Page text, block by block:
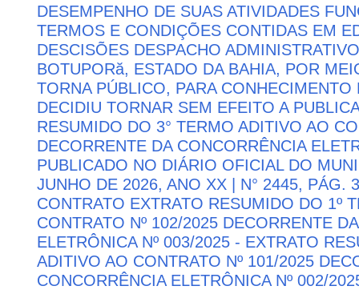
DESEMPENHO DE SUAS ATIVIDADES
TERMOS E CONDIÇÕES CONTIDAS EM
DESCISÕES DESPACHO
BOTUPORă, ESTADO DA BAHIA, POR
TORNA PÚBLICO, PARA
DECIDIU TORNAR SEM EFEITO A
RESUMIDO DO 3° TERMO ADITIVO AO
DECORRENTE DA CONCORRÊNCIA
PUBLICADO NO DIÁRIO OFICIAL DO
JUNHO DE 2026, ANO XX | N° 2445, PÁG.
CONTRATO EXTRATO RESUMIDO DO 1º
CONTRATO Nº 102/2025 DECORRENTE
ELETRÔNICA Nº 003/2025 - EXTRATO
ADITIVO AO CONTRATO Nº 101/2025
CONCORRÊNCIA ELETRÔNICA Nº 002/